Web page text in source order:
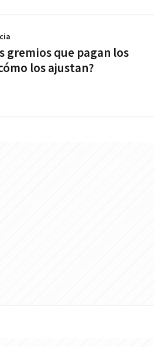
gremios que pagan los
los ajustan?